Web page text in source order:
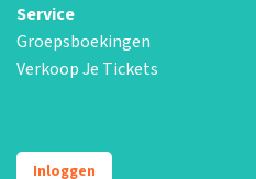
Service
Groepsboekingen
Verkoop Je Tickets
Inloggen